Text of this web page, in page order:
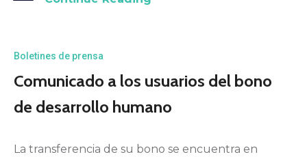
Boletines de prensa
Comunicado a los usuarios del bono
de desarrollo humano
La transferencia de su bono se encuentra en